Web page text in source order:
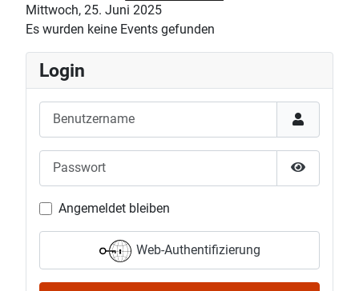
Mittwoch, 25. Juni 2025
Es wurden keine Events gefunden
Login
Passwort
Passwort
Angemeldet bleiben
Web-Authentifizierung